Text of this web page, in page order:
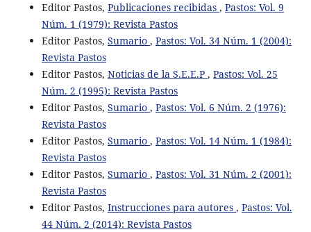
Editor Pastos, Publicaciones recibidas , Pastos: Vol. 9
Núm. 1 (1979): Revista Pastos
Editor Pastos, Sumario , Pastos: Vol. 34 Núm. 1 (2004):
Revista Pastos
Editor Pastos, Noticias de la S.E.E.P , Pastos: Vol. 25
Núm. 2 (1995): Revista Pastos
Editor Pastos, Sumario , Pastos: Vol. 6 Núm. 2 (1976):
Revista Pastos
Editor Pastos, Sumario , Pastos: Vol. 14 Núm. 1 (1984):
Revista Pastos
Editor Pastos, Sumario , Pastos: Vol. 31 Núm. 2 (2001):
Revista Pastos
Editor Pastos, Instrucciones para autores , Pastos: Vol.
44 Núm. 2 (2014): Revista Pastos